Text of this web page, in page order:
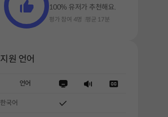
100% 유저가 추천해요.
평가 참여 4명 평균 17분
지원 언어
언어
한국어